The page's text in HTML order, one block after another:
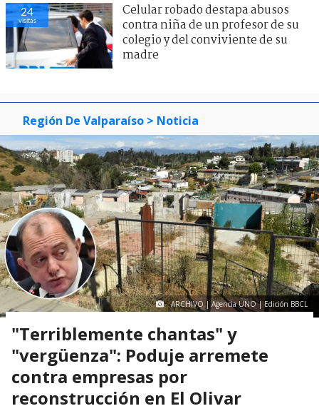
24
visitas
Celular robado destapa abusos
contra niña de un profesor de su
colegio y del conviviente de su
madre
Región De Valparaíso > Noticia
ARCHIVO | Agencia UNO | Edición BBCL
"Terriblemente chantas" y
"vergüenza": Poduje arremete
contra empresas por
reconstrucción en El Olivar